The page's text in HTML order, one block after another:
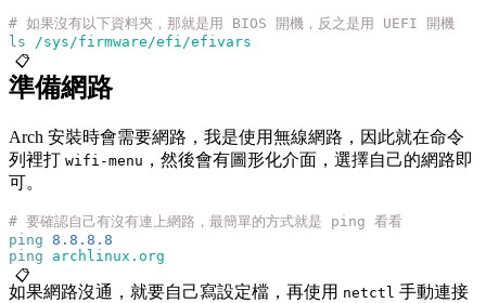
# 如果沒有以下資料夾，那就是用 BIOS 開機，反之是用 UEFI 開機
ls /sys/firmware/efi/efivars
📋
準備網路
Arch 安裝時會需要網路，我是使用無線網路，因此就在命令
列裡打 wifi-menu ，然後會有圖形化介面，選擇自己的網路即
可。
# 要確認自己有沒有連上網路，最簡單的方式就是 ping 看看
ping 8.8.8.8
ping archlinux.org
📋
如果網路沒通，就要自己寫設定檔，再使用 netctl 手動連接